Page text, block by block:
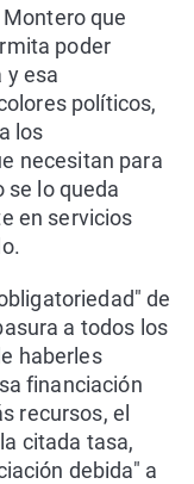
que
poder
y esa
políticos,
los
necesitan para
se lo queda
en servicios
de
a todos los
haberles
financiación
recursos, el
citada tasa,
debida" a